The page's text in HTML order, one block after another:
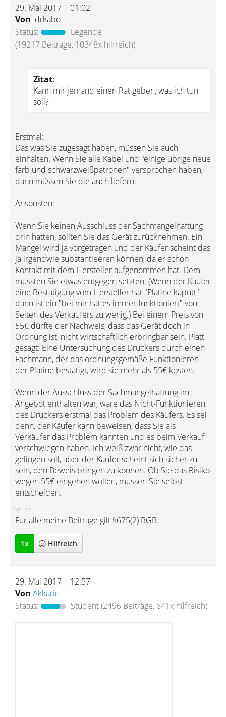
29. Mai 2017 | 01:02
Von drkabo
Status:
Legende
(19217 Beiträge, 10348x hilfreich)
Zitat:
Kann mir jemand einen Rat geben, was ich tun
soll?
Erstmal:
Das was Sie zugesagt haben, müssen Sie auch
einhalten. Wenn Sie alle Kabel und "einige übrige neue
farb und schwarzweißpatronen" versprochen haben,
dann müssen Sie die auch liefern.
Ansonsten:
Wenn Sie keinen Ausschluss der Sachmängelhaftung
drin hatten, sollten Sie das Gerät zurücknehmen. Ein
Mangel wird ja vorgetragen und der Käufer scheint das
ja irgendwie substantieeren können, da er schon
Kontakt mit dem Hersteller aufgenommen hat. Dem
müssten Sie etwas entgegen setzten. (Wenn der Käufer
eine Bestätigung vom Hersteller hat "Platine kaputt"
dann ist ein "bei mir hat es immer funktioniert" von
Seiten des Verkäufers zu wenig.) Bei einem Preis von
55€ dürfte der Nachweis, dass das Gerät doch in
Ordnung ist, nicht wirtschaftlich erbringbar sein. Platt
gesagt: Eine Untersuchung des Druckers durch einen
Fachmann, der das ordnungsgemäße Funktionieren
der Platine bestätigt, wird sie mehr als 55€ kosten.
Wenn der Ausschluss der Sachmängelhaftung im
Angebot enthalten war, wäre das Nicht-Funktionieren
des Druckers erstmal das Problem des Käufers. Es sei
denn, der Käufer kann beweisen, dass Sie als
Verkäufer das Problem kannten und es beim Verkauf
verschwiegen haben. Ich weiß zwar nicht, wie das
gelingen soll, aber der Käufer scheint sich sicher zu
sein, den Beweis bringen zu können. Ob Sie das Risiko
wegen 55€ eingehen wollen, müssen Sie selbst
entscheiden.
Signatur:
Für alle meine Beiträge gilt §675(2) BGB.
1x Hilfreich
29. Mai 2017 | 12:57
Von Akkarin
Status:
Student(2496 Beiträge, 641x hilfreich)